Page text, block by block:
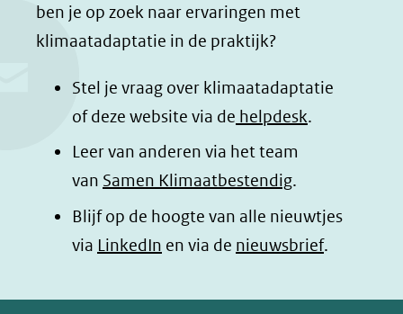
b
o
o
(opent
in
nieuw
venster)
naar
d
I
(opent
in
nieuw
venster)
naar
t
a
p
(opent
in
nieuw
venster)
naar
d
l
e
p
B
l
e
ben je op zoek naar ervaringen met
klimaatadaptatie in de praktijk?
Stel je vraag over klimaatadaptatie
of deze website via de helpdesk.
Leer van anderen via het team
van Samen Klimaatbestendig.
Blijf op de hoogte van alle nieuwtjes
via LinkedIn (opent
nieuw
en via de nieuwsbrief.